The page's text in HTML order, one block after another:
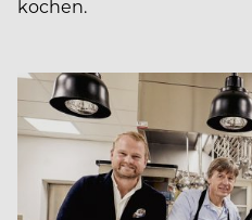
kochen.